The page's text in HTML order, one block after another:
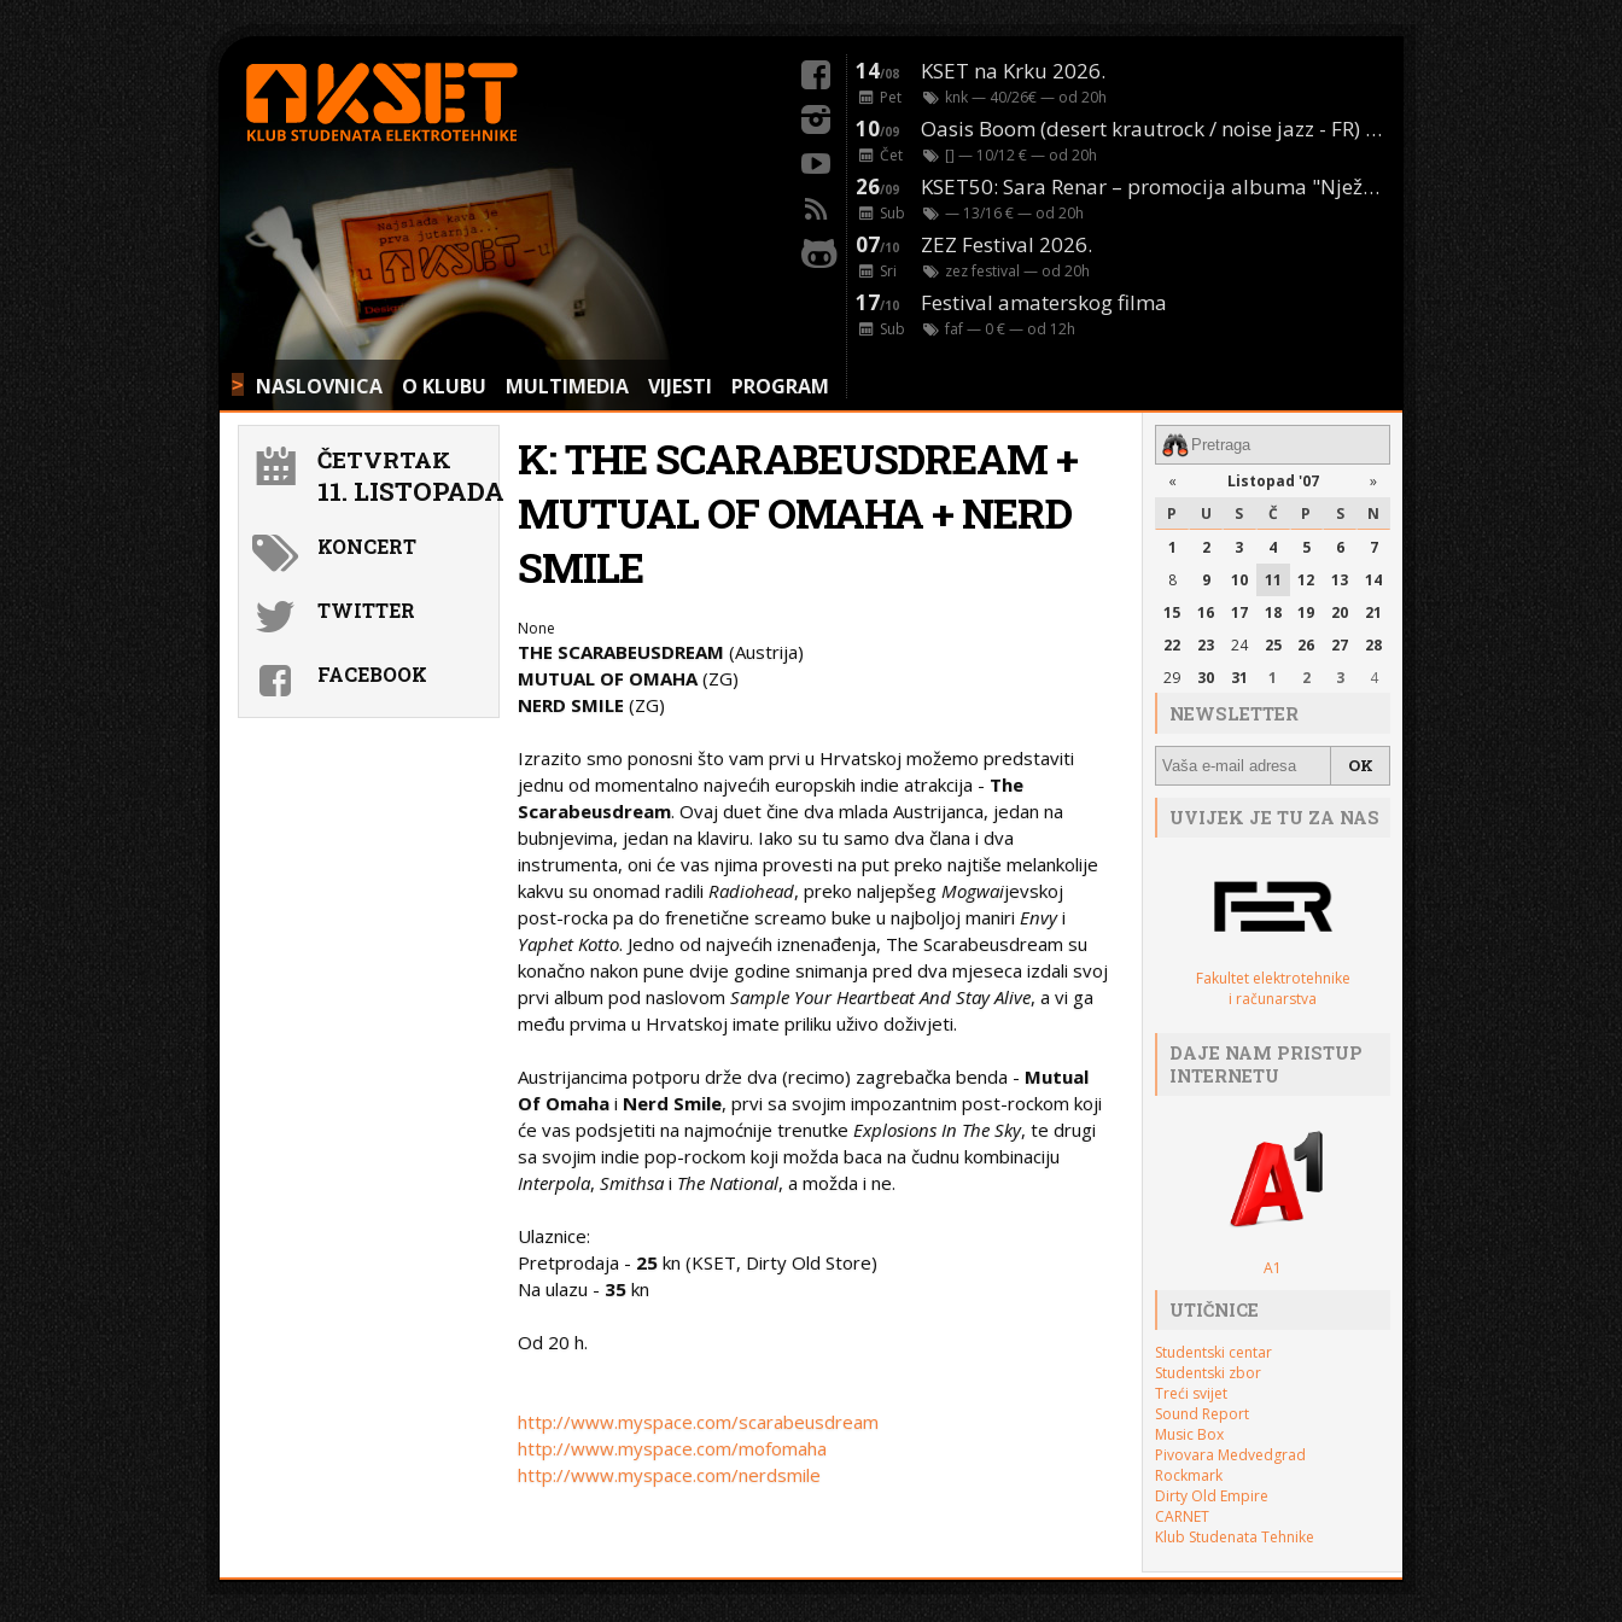
> NASLOVNICA O KLUBU MULTIMEDIA VIJESTI PROGRAM
14/08 KSET na Krku 2026.
Pet knk— 40/26€ — od 20h
10/09 Oasis Boom (desert krautrock / noise jazz - FR) @ KONTEJNER
Čet [] — 10/12 € — od 20h
26/09 KSET50: Sara Renar – promocija albuma "Nježne riječi" @ Močvara
Sub — 13/16 € — od 20h
07/10 ZEZ Festival 2026.
Sri zez festival — od 20h
17/10 Festival amaterskog filma
Sub faf— 0 € — od 12h
K: THE SCARABEUSDREAM +
MUTUAL OF OMAHA + NERD
SMILE
None
THE SCARABEUSDREAM (Austrija)
MUTUAL OF OMAHA(ZG)
NERD SMILE (ZG)
Izrazito smo ponosni što vam prvi u Hrvatskoj možemo predstaviti
jednu od momentalno najvećih europskih indie atrakcija - The
Scarabeusdream. Ovaj duet čine dva mlada Austrijanca, jedan na
bubnjevima, jedan na klaviru. Iako su tu samo dva člana i dva
instrumenta, oni će vas njima provesti na put preko najtiše melankolije
kakvu su onomad radiliRadiohead, preko naljepšegMogwaijevskoj
post-rocka pa do frenetične screamo buke u najboljoj maniriEnvyi
Yaphet Kotto. Jedno od najvećih iznenađenja, The Scarabeusdream su
konačno nakon pune dvije godine snimanja pred dva mjeseca izdali svoj
prvi album pod naslovomSample Your Heartbeat And Stay Alive, a vi ga
među prvima u Hrvatskoj imate priliku uživo doživjeti.
Austrijancima potporu drže dva (recimo) zagrebačka benda - Mutual
Of Omaha i Nerd Smile, prvi sa svojim impozantnim post-rockom koji
će vas podsjetiti na najmoćnije trenutkeExplosions In The Sky, te drugi
sa svojim indie pop-rockom koji možda baca na čudnu kombinaciju
Interpola,Smithsai The National, a možda i ne.
Ulaznice:
Pretprodaja - 25kn (KSET, Dirty Old Store)
Na ulazu - 35kn
Od 20 h.
http://www.myspace.com/scarabeusdream
http://www.myspace.com/mofomaha
http://www.myspace.com/nerdsmile
ČETVRTAK
11. LISTOPADA
KONCERT
TWITTER
FACEBOOK
« Listopad '07
»
P
U S Č P S
N
1
2 3 4 5 6
7
8
9 10 11 12 13
14
15
16 17 18 19 20
21
22
23 24 25 26 27
28
29
30 31 1 2 3 4
NEWSLETTER
UVIJEK JE TU ZA NAS
Fakultet elektrotehnike
i računarstva
DAJE NAM PRISTUP
INTERNETU
A1
UTIČNICE
Studentski centar
Studentski zbor
Treći svijet
Sound Report
Music Box
Pivovara Medvedgrad
Rockmark
Dirty Old Empire
CARNET
Klub Studenata Tehnike